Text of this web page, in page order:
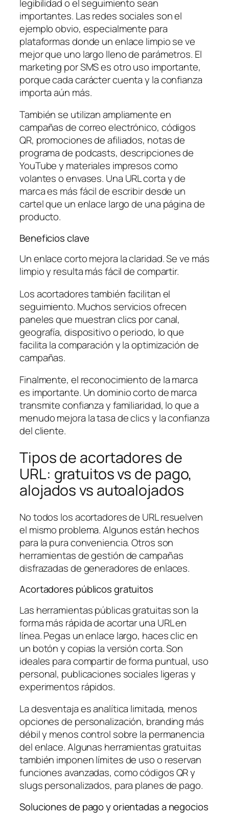
legibilidad o el seguimiento sean
importantes. Las redes sociales son el
ejemplo obvio, especialmente para
plataformas donde un enlace limpio se ve
mejor que uno largo lleno de parámetros. El
marketing por SMS es otro uso importante,
porque cada carácter cuenta y la confianza
importa aún más.
También se utilizan ampliamente en
campañas de correo electrónico, códigos
QR, promociones de afiliados, notas de
programa de podcasts, descripciones de
YouTube y materiales impresos como
volantes o envases. Una URL corta y de
marca es más fácil de escribir desde un
cartel que un enlace largo de una página de
producto.
Beneficios clave
Un enlace corto mejora la claridad. Se ve más
limpio y resulta más fácil de compartir.
Los acortadores también facilitan el
seguimiento. Muchos servicios ofrecen
paneles que muestran clics por canal,
geografía, dispositivo o periodo, lo que
facilita la comparación y la optimización de
campañas.
Finalmente, el reconocimiento de la marca
es importante. Un dominio corto de marca
transmite confianza y familiaridad, lo que a
menudo mejora la tasa de clics y la confianza
del cliente.
Tipos de acortadores de
URL: gratuitos vs de pago,
alojados vs autoalojados
No todos los acortadores de URL resuelven
el mismo problema. Algunos están hechos
para la pura conveniencia. Otros son
herramientas de gestión de campañas
disfrazadas de generadores de enlaces.
Acortadores públicos gratuitos
Las herramientas públicas gratuitas son la
forma más rápida de acortar una URL en
línea. Pegas un enlace largo, haces clic en
un botón y copias la versión corta. Son
ideales para compartir de forma puntual, uso
personal, publicaciones sociales ligeras y
experimentos rápidos.
La desventaja es analítica limitada, menos
opciones de personalización, branding más
débil y menos control sobre la permanencia
del enlace. Algunas herramientas gratuitas
también imponen límites de uso o reservan
funciones avanzadas, como códigos QR y
slugs personalizados, para planes de pago.
Soluciones de pago y orientadas a negocios